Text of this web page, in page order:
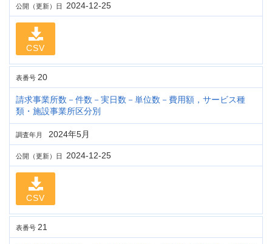
公開（更新）日 2024-12-25
CSV
表番号 20
請求事業所数－件数－実日数－単位数－費用額，サービス種
類・施設事業所区分別
調査年月 2024年5月
公開（更新）日 2024-12-25
CSV
表番号 21